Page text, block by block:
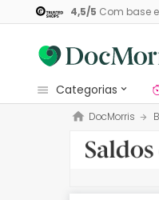
4,5/5 Com base
categorias
Dermocosmetica
Nossa marca
DocMorris